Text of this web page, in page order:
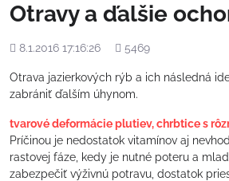
Otravy a ďalšie
Pridané
8.1.2016 17:16:26
Počet
5469
Otrava jazierkových rýb a ich následná
zabrániť ďalším úhynom.
tvarové deformácie plutiev, chrbtice s
Príčinou je nedostatok vitamínov aj
rastovej fáze, kedy je nutné poteru a
zabezpečiť výživnú potravu, dostatok